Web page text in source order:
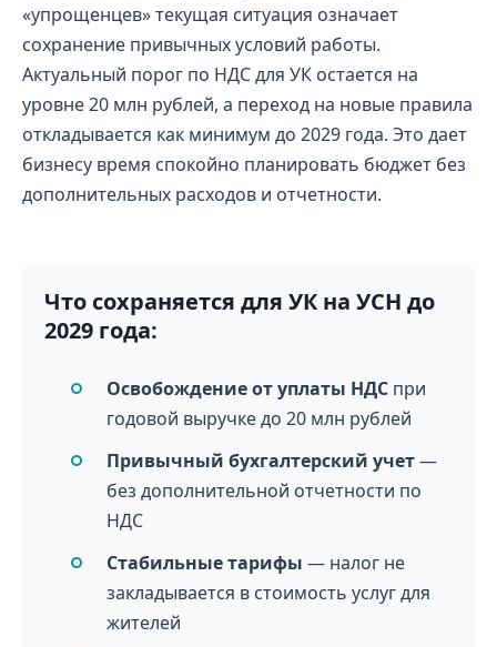
«упрощенцев» текущая ситуация означает
сохранение привычных условий работы.
Актуальный порог по НДС для УК остается на
уровне 20 млн рублей, а переход на новые правила
откладывается как минимум до 2029 года. Это дает
бизнесу время спокойно планировать бюджет без
дополнительных расходов и отчетности.
Что сохраняется для УК на УСН до
2029 года:
Освобождение от уплаты НДС при
годовой выручке до 20 млн рублей
Привычный бухгалтерский учет—
без дополнительной отчетности по
НДС
Стабильные тарифы — налог не
закладывается в стоимость услуг для
жителей